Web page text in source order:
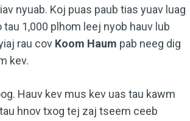
nyuab. Koj puas paub tias yuav luag
1,000 plhom leej nyob hauv lub
rau cov Koom Haum pab neeg dig
kev.
Hauv kev mus kev uas tau kawm
hnov txog tej zaj tseem ceeb